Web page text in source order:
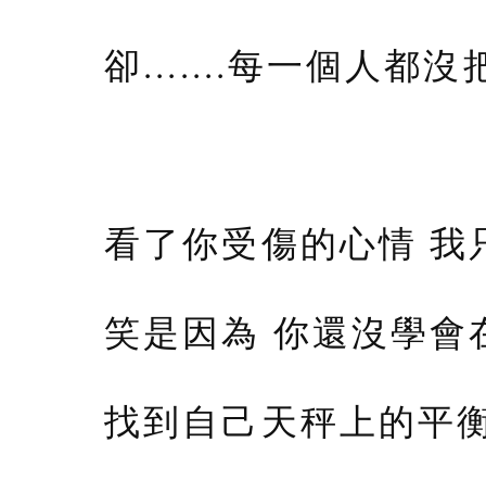
卻.......每一個人都沒
看了你受傷的心情 我
笑是因為 你還沒學會
找到自己天秤上的平